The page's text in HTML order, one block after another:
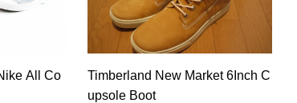
All Co
Timberland New Market 6Inch C
upsole Boot